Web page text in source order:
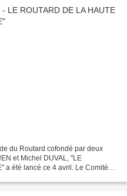
du Routard cofondé par deux
et Michel DUVAL, "LE
a été lancé ce 4 avril. Le Comité